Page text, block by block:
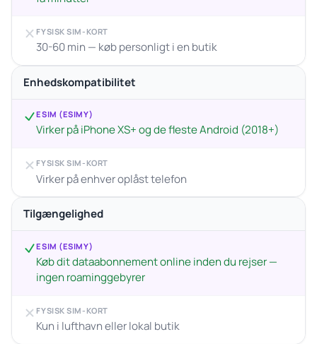
FYSISK SIM-KORT
30-60 min — køb personligt i en butik
Enhedskompatibilitet
ESIM (ESIMY)
Virker på iPhone XS+ og de fleste Android (2018+)
FYSISK SIM-KORT
Virker på enhver oplåst telefon
Tilgængelighed
ESIM (ESIMY)
Køb dit dataabonnement online inden du rejser —
ingen roaminggebyrer
FYSISK SIM-KORT
Kun i lufthavn eller lokal butik